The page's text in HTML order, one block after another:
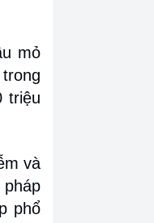
mỏ
triệu
và
phổ